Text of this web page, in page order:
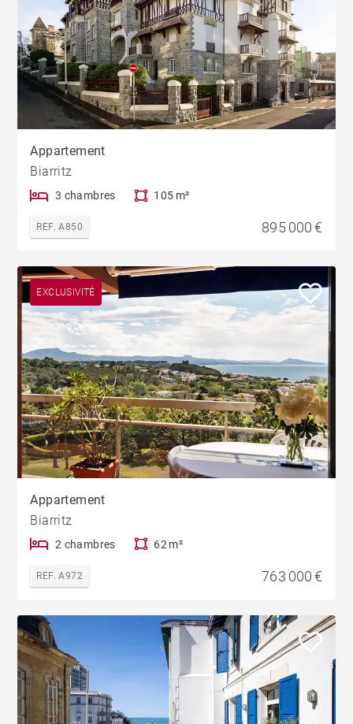
Appartement
Biarritz
3 chambres 105 m²
REF. A850 895 000 €
EXCLUSIVITÉ
Appartement
Biarritz
2 chambres 62 m²
REF. A972 763 000 €